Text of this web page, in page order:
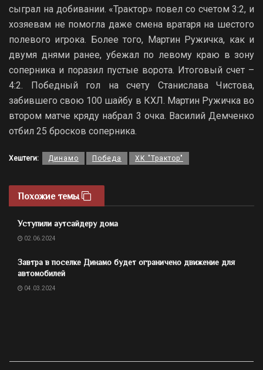
сыграл на добивании. «Трактор» повел со счетом 3:2, и
хозяевам не помогла даже смена вратаря на шестого
полевого игрока. Более того, Мартин Ружичка, как и
двумя днями ранее, убежал по левому краю в зону
соперника и поразил пустые ворота. Итоговый счет –
4:2. Победный гол на счету Станислава Чистова,
забившего свою 100 шайбу в КХЛ. Мартин Ружичка во
втором матче кряду набрал 3 очка. Василий Демченко
отбил 25 бросков соперника.
Хештеги: Динамо Победа ХК "Трактор"
Похожие темы
Уступили аутсайдеру дома
02.06.2024
Завтра в поселке Динамо будет ограничено движение для
автомобилей
04.03.2024